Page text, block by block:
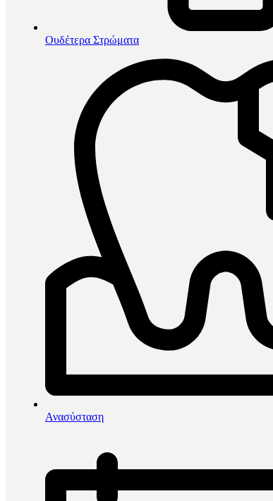
Ουδέτερα Στρώματα
Ανασύσταση
Αρχική /
Αναλώσιμα
Λαβή Για Πινελάκια